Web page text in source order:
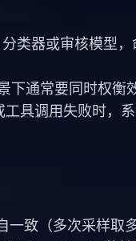
类器或审核模型
下通常要同时权衡
工具调用失败时，
一致（多次采样取